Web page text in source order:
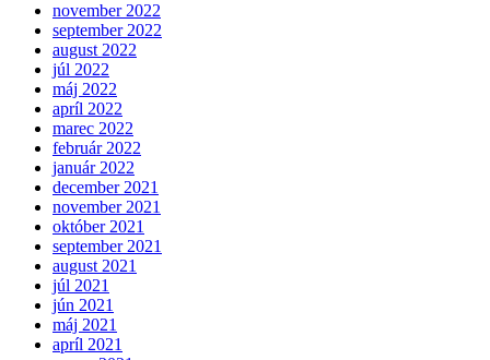
november 2022
september 2022
august 2022
júl 2022
máj 2022
apríl 2022
marec 2022
február 2022
január 2022
december 2021
november 2021
október 2021
september 2021
august 2021
júl 2021
jún 2021
máj 2021
apríl 2021